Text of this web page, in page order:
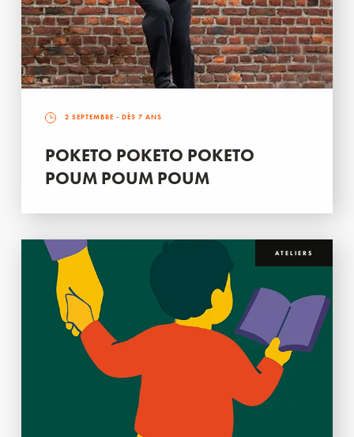
2 SEPTEMBRE - DÈS 7 ANS
POKETO POKETO POKETO
POUM POUM POUM
ATELIERS